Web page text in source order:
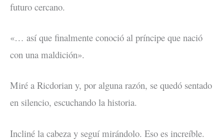
futuro cercano.
«… así que finalmente conoció al príncipe que nació
con una maldición».
Miré a Ricdorian y, por alguna razón, se quedó sentado
en silencio, escuchando la historia.
Incliné la cabeza y seguí mirándolo. Eso es increíble.